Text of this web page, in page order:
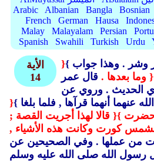
Arabic
Albanian Bangla Bosnian
French
German Hausa
Malay
Malayalam Persian
Spanish
Swahili Turkish Urdu
الأية
14
وشر . وهذا جواب }{
{ وما بعدها . قال عمر
الحديث . وروي عن
عنهما أنهما قرآها , فلما بلغا }{
}{ قالا لهذا أجريت القصة ;
كورت وكانت هذه الأشياء ,
من عملها . وفي الصحيحين عن
رسول الله صلى الله عليه وسلم